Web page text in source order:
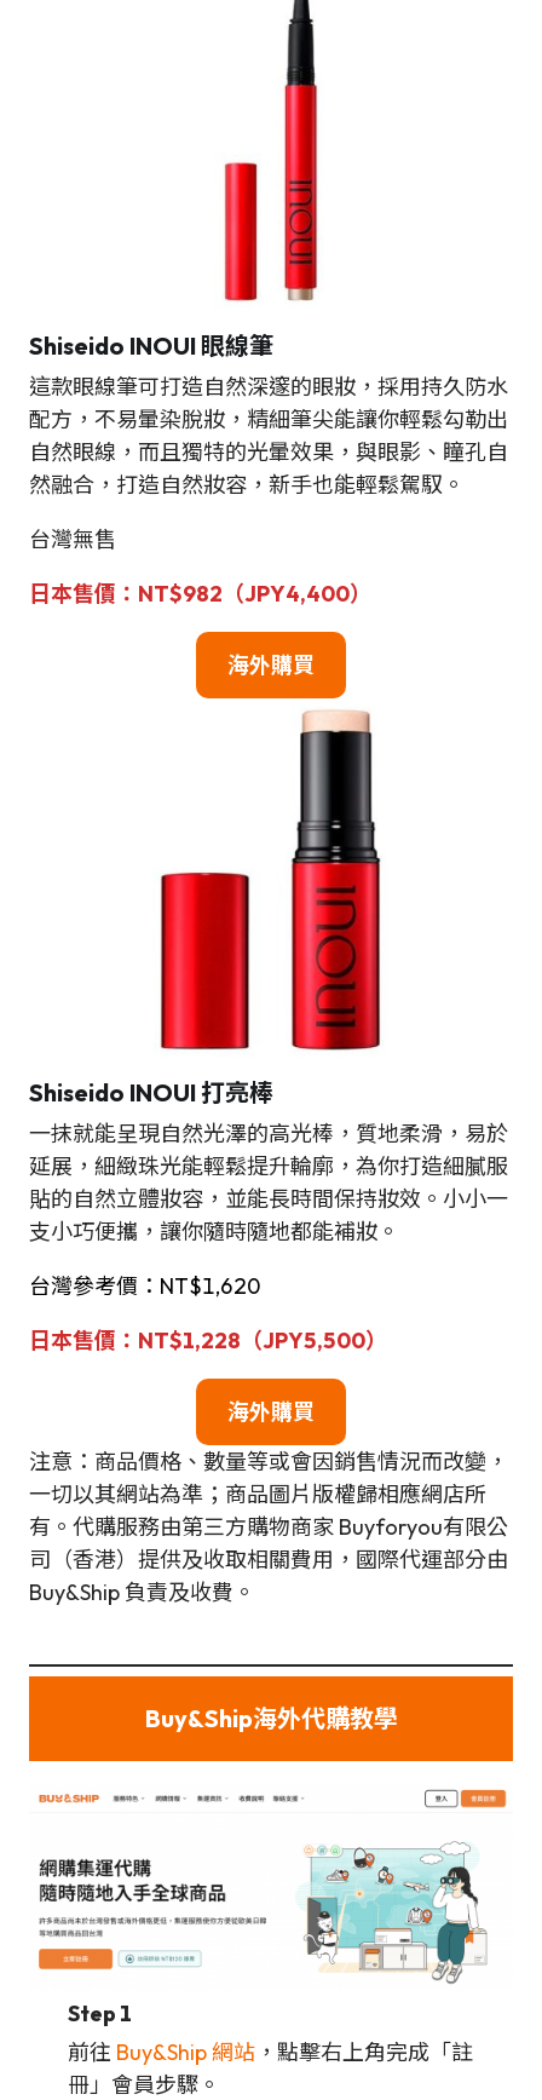
Shiseido INOUI 眼線筆
這款眼線筆可打造自然深邃的眼妝，採用持久防水
配方，不易暈染脫妝，精細筆尖能讓你輕鬆勾勒出
自然眼線，而且獨特的光暈效果，與眼影、瞳孔自
然融合，打造自然妝容，新手也能輕鬆駕馭。
台灣無售
日本售價：NT$982（JPY4,400）
海外購買
Shiseido INOUI 打亮棒
一抹就能呈現自然光澤的高光棒，質地柔滑，易於
延展，細緻珠光能輕鬆提升輪廓，為你打造細膩服
貼的自然立體妝容，並能長時間保持妝效。小小一
支小巧便攜，讓你隨時隨地都能補妝。
台灣參考價：NT$1,620
日本售價：NT$1,228（JPY5,500）
海外購買
注意：商品價格、數量等或會因銷售情況而改變，
一切以其網站為準；商品圖片版權歸相應網店所
有。代購服務由第三方購物商家 Buyforyou有限公
司（香港）提供及收取相關費用，國際代運部分由
Buy&Ship 負責及收費。
Buy&Ship海外代購教學
Step 1
前往 Buy&Ship 網站 ，點擊右上角完成「註
冊」會員步驟。